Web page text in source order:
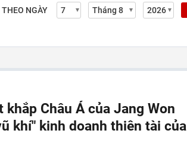
NGÀY
Châu Á của Jang Won
khí" kinh doanh thiên tài của